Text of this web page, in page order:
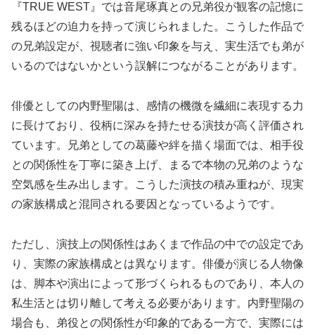
『TRUE WEST』では音尾琢真との兄弟役が観客の記憶に
残るほどの迫力を持って演じられました。こうした作品で
の兄弟設定が、視聴者に強い印象を与え、実生活でも弟が
いるのではないかという誤解につながることがあります。
俳優としての内野聖陽は、感情の機微を繊細に表現する力
に長けており、役柄に深みを持たせる演技が高く評価され
ています。兄弟としての葛藤や絆を描く場面では、相手役
との関係性を丁寧に築き上げ、まるで本物の兄弟のような
空気感を生み出します。こうした演技の積み重ねが、現実
の家族構成と混同される要因となっているようです。
ただし、演技上の関係性はあくまで作品の中での設定であ
り、実際の家族構成とは異なります。俳優が演じる人物像
は、脚本や演出によって形づくられるものであり、本人の
私生活とは切り離して考える必要があります。内野聖陽の
場合も、弟役との関係性が印象的である一方で、実際には